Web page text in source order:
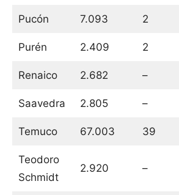
Pucón 7.093 2
Purén 2.409 2
Renaico 2.682 –
Saavedra 2.805 –
Temuco 67.003 39
Teodoro
Schmidt
2.920 –